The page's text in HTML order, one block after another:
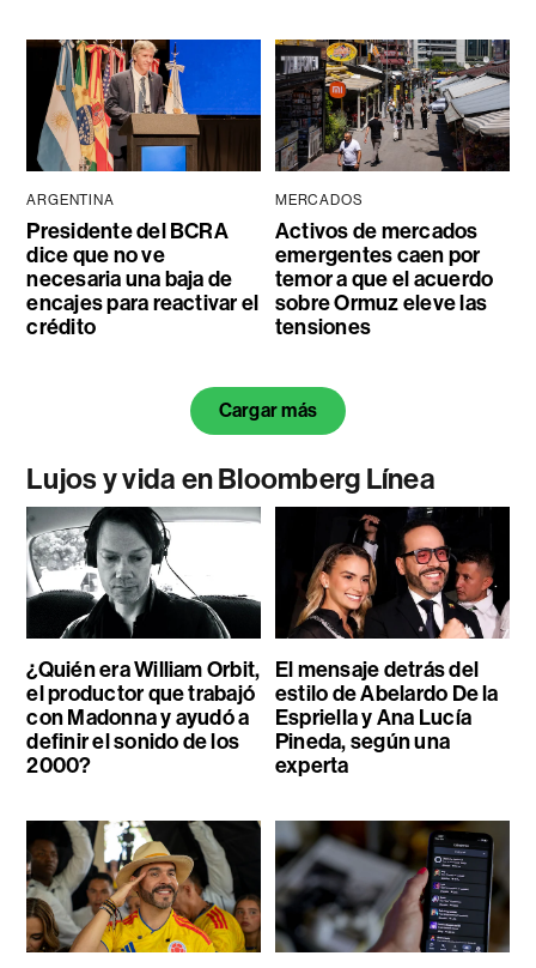
ARGENTINA
Presidente del BCRA
dice que no ve
necesaria una baja de
encajes para reactivar el
crédito
MERCADOS
Activos de mercados
emergentes caen por
temor a que el acuerdo
sobre Ormuz eleve las
tensiones
Cargar más
Lujos y vida en Bloomberg Línea
¿Quién era William Orbit,
el productor que trabajó
con Madonna y ayudó a
definir el sonido de los
2000?
El mensaje detrás del
estilo de Abelardo De la
Espriella y Ana Lucía
Pineda, según una
experta